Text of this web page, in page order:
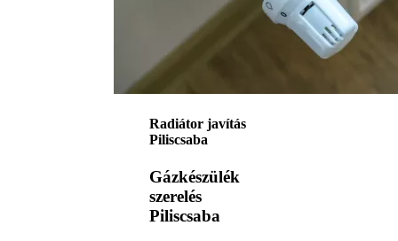
Radiátor javítás
Piliscsaba
Gázkészülék
szerelés
Piliscsaba